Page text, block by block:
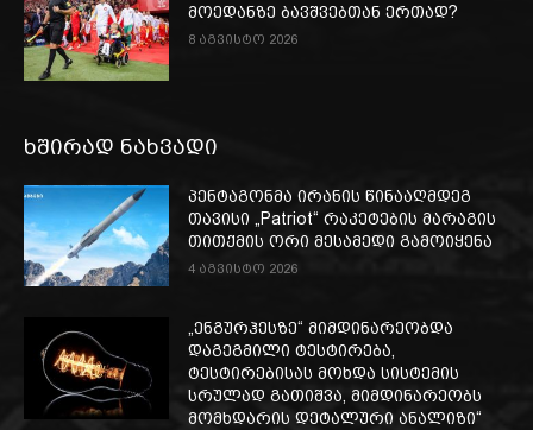
მოედანზე ბავშვებთან ერთად?
8 აგვისტო 2026
ხშირად ნახვადი
პენტაგონმა ირანის წინააღმდეგ
თავისი „Patriot“ რაკეტების მარაგის
თითქმის ორი მესამედი გამოიყენა
4 აგვისტო 2026
„ენგურჰესზე“ მიმდინარეობდა
დაგეგმილი ტესტირება,
ტესტირებისას მოხდა სისტემის
სრულად გათიშვა, მიმდინარეობს
მომხდარის დეტალური ანალიზი“